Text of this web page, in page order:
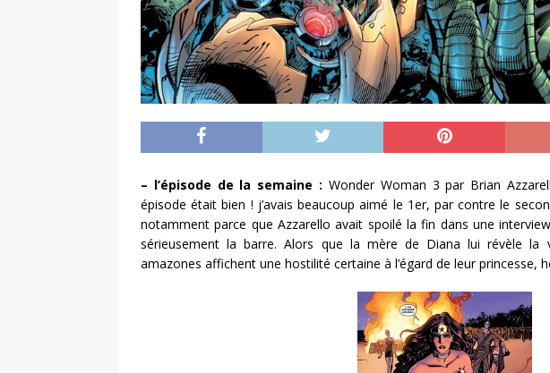
– l’épisode de la semaine : Wonder Woman 3 par Brian
épisode était bien ! j’avais beaucoup aimé le 1er, par contre le
notamment parce que Azzarello avait spoilé la fin dans une
sérieusement la barre. Alors que la mère de Diana lui révèle la
amazones affichent une hostilité certaine à l’égard de leur princesse,